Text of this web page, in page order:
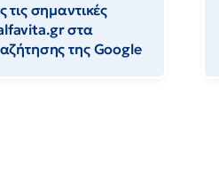
σημαντικές
στα
της Google